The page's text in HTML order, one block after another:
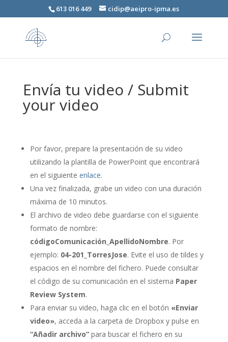
613 016 449 cidip@aeipro-ipma.es
Envía tu video / Submit
your video
Por favor, prepare la presentación de su video
utilizando la plantilla de PowerPoint que encontrará
en el siguiente enlace.
Una vez finalizada, grabe un video con una duración
máxima de 10 minutos.
El archivo de video debe guardarse con el siguiente
formato de nombre:
códigoComunicación_ApellidoNombre. Por
ejemplo: 04-201_TorresJose. Evite el uso de tildes y
espacios en el nombre del fichero. Puede consultar
el código de su comunicación en el sistema Paper
Review System.
Para enviar su video, haga clic en el botón «Enviar
video», acceda a la carpeta de Dropbox y pulse en
“Añadir archivo”para buscar el fichero en su